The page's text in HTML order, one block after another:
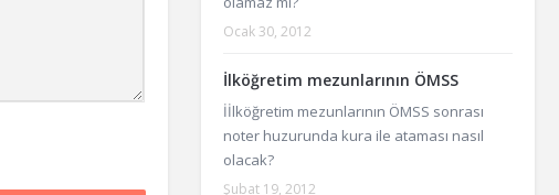
Ocak 30, 2012
İlköğretim mezunlarının ÖMSS
İİlköğretim mezunlarının ÖMSS sonrası
noter huzurunda kura ile ataması nasıl
olacak?
Şubat 19, 2012